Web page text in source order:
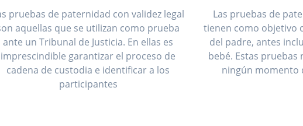
pruebas de paternidad con validez legal
aquellas que se utilizan como prueba
ante un Tribunal de Justicia. En ellas es
imprescindible garantizar el proceso de
cadena de custodia e identificar a los
participantes
Las pruebas de
tienen como objetivo
del padre, antes
bebé. Estas pruebas
ningún momento